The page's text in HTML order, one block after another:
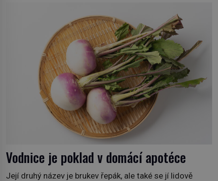
adrese 18 Rue Louis Vuitton, které bylo postaveno v
roce 1869. […]
Vodnice je poklad v domácí apotéce
Její druhý název je brukev řepák, ale také se jí lidově